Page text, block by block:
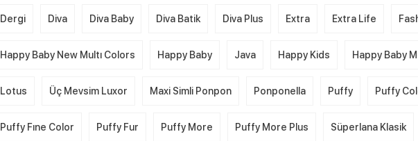
Dergi Diva Diva Baby Diva Batik Diva Plus Extra Extra Life
Happy Baby New Multı Colors Happy Baby Java Happy Kids Happy Baby
Lotus Üç Mevsim Luxor Maxi Simli Ponpon Ponponella Puffy Puffy
Puffy Fıne Color Puffy Fur Puffy More Puffy More Plus Süperlana Klasik